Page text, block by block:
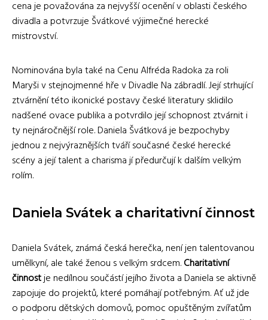
cena je považována za nejvyšší ocenění v oblasti českého
divadla a potvrzuje Švátkové výjimečné herecké
mistrovství.
Nominována byla také na Cenu Alfréda Radoka za roli
Maryši v stejnojmenné hře v Divadle Na zábradlí. Její strhující
ztvárnění této ikonické postavy české literatury sklidilo
nadšené ovace publika a potvrdilo její schopnost ztvárnit i
ty nejnáročnější role. Daniela Švátková je bezpochyby
jednou z nejvýraznějších tváří současné české herecké
scény a její talent a charisma jí předurčují k dalším velkým
rolím.
Daniela Svátek a charitativní činnost
Daniela Svátek, známá česká herečka, není jen talentovanou
umělkyní, ale také ženou s velkým srdcem.Charitativní
činnostje nedílnou součástí jejího života a Daniela se aktivně
zapojuje do projektů, které pomáhají potřebným. Ať už jde
o podporu dětských domovů, pomoc opuštěným zvířatům